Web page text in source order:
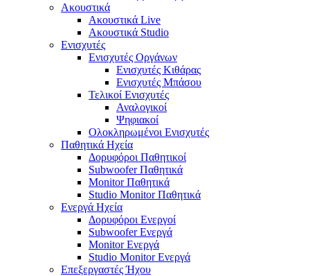
Ακουστικά
Ακουστικά Live
Ακουστικά Studio
Ενισχυτές
Ενισχυτές Οργάνων
Ενισχυτές Κιθάρας
Ενισχυτές Μπάσου
Τελικοί Ενισχυτές
Αναλογικοί
Ψηφιακοί
Ολοκληρωμένοι Ενισχυτές
Παθητικά Ηχεία
Δορυφόροι Παθητικοί
Subwoofer Παθητικά
Monitor Παθητικά
Studio Monitor Παθητικά
Ενεργά Ηχεία
Δορυφόροι Ενεργοί
Subwoofer Ενεργά
Monitor Ενεργά
Studio Monitor Ενεργά
Επεξεργαστές Ήχου